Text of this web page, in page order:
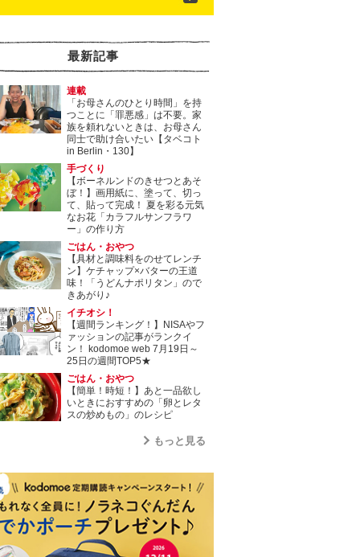
最新記事
連載
「お母さんのひとり時間」を持
つことに「罪悪感」は不要。家
族を頼れないときは、お母さん
同士で助け合いたい【タベコト
in Berlin・130】
手づくり
【ボーネルンドのきせつとあそ
ぼ！】画用紙に、塗って、切っ
て、貼って完成！ 夏を彩る元気
なお花「カラフルサンフラワ
ー」の作り方
ごはん・おやつ
【具材と調味料をのせてレンチ
ン】ケチャップ×バターの王道
味！「うどんナポリタン」ので
きあがり♪
イチオシ！
【週間ランキング！】NISAやフ
ァッションの記事がランクイ
ン！ kodomoe web 7月19日～
25日の週間TOP5★
ごはん・おやつ
【簡単！時短！】あと一品欲し
いときにおすすめの「卵とレタ
スの炒めもの」のレシピ
もっと見る